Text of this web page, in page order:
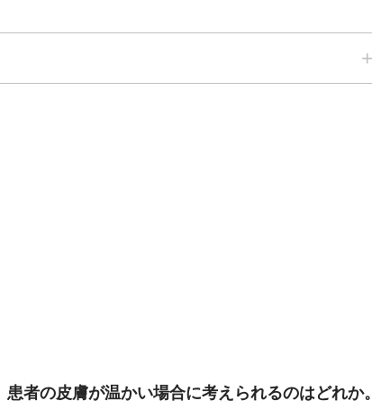
者の皮膚が温かい場合に考えられるのはどれか。